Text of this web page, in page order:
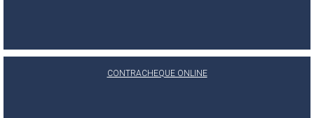
CONTRACHEQUE ONLINE